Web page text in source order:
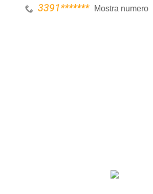
3391******* Mostra numero